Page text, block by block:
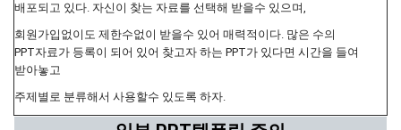
배포되고 있다. 자신이 찾는 자료를 선택해 받을수 있으며,
회원가입없이도 제한수없이 받을수 있어 매력적이다. 많은 수의
PPT자료가 등록이 되어 있어 찾고자 하는 PPT가 있다면 시간을 들여
받아놓고
주제별로 분류해서 사용할수 있도록 하자.